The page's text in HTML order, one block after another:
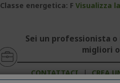
Classe energetica: FVisualizza
Sei un professionista o
migliori
CONTATTACI | CREA